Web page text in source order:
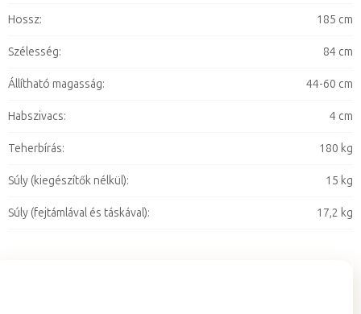
Hossz: 185 cm
Szélesség: 84 cm
Állítható magasság: 44-60 cm
Habszivacs: 4 cm
Teherbírás: 180 kg
Súly (kiegészítők nélkül): 15 kg
Súly (fejtámlával és táskával): 17,2 kg